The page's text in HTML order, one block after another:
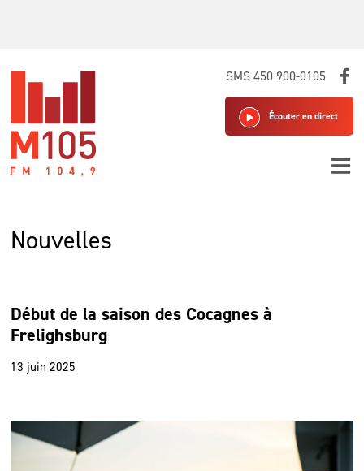
SMS 450 900-0105
Écouter en direct
Nouvelles
Début de la saison des Cocagnes à
Frelighsburg
13 juin 2025